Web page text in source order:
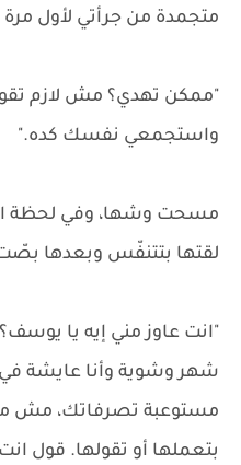
متجمدة من جرأتي لأول
"ممكن تهدي؟ مش لازم
واستجمعي نفسك كده."
مسحت وشها، وفي لحظة
لقتها بتتنفّس وبعدها
"انت عاوز مني إيه يا يوسف؟
شهر وشوية وأنا عايشة
مستوعبة تصرفاتك، مش
بتعملها أو تقولها. قول